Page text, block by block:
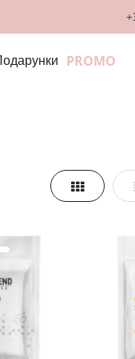
PROMO
Таблиця